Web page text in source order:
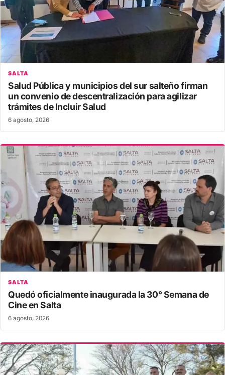
SALTA
Salud Pública y municipios del sur salteño firman
un convenio de descentralización para agilizar
trámites de Incluir Salud
6 agosto, 2026
SALTA
Quedó oficialmente inaugurada la 30° Semana de
Cine en Salta
6 agosto, 2026